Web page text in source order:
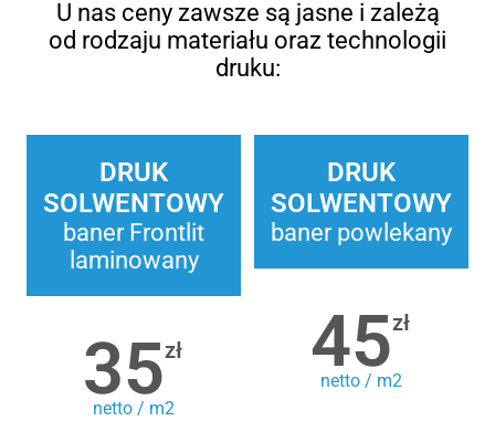
U nas ceny zawsze są jasne i zależą
od rodzaju materiału oraz technologii
druku:
DRUK
SOLWENTOWY
baner Frontlit
laminowany
35zł
netto / m2
DRUK
SOLWENTOWY
baner powlekany
45zł
netto / m2